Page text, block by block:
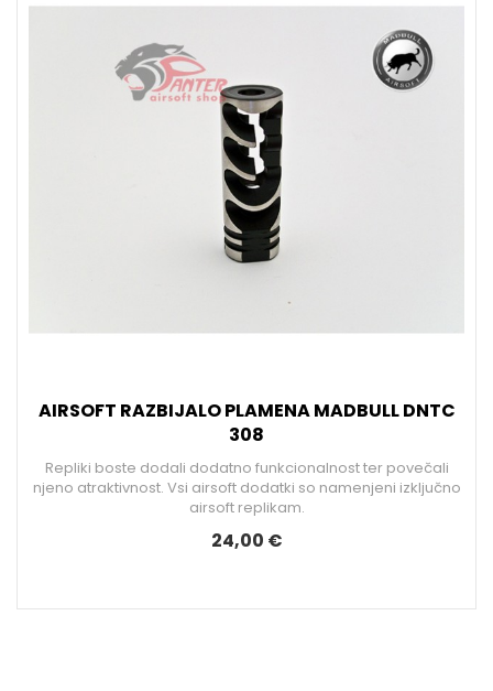
AIRSOFT RAZBIJALO PLAMENA MADBULL DNTC
308
Repliki boste dodali dodatno funkcionalnost ter povečali
njeno atraktivnost. Vsi airsoft dodatki so namenjeni izključno
airsoft replikam.
24,00 €